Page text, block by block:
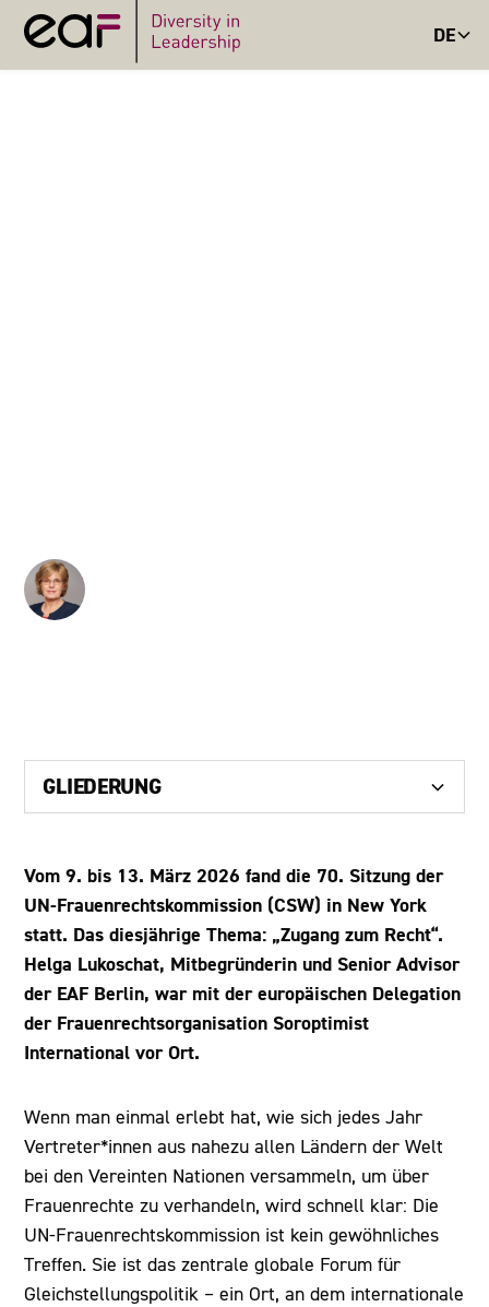
DE
GLIEDERUNG
Heading 3
Heading 4
Heading 5
Heading 6
Vom 9. bis 13. März 2026 fand die 70. Sitzung der
UN-Frauenrechtskommission (CSW) in New York
statt. Das diesjährige Thema: „Zugang zum Recht“.
Helga Lukoschat, Mitbegründerin und Senior Advisor
der EAF Berlin, war mit der europäischen Delegation
der Frauenrechtsorganisation Soroptimist
International vor Ort.
Wenn man einmal erlebt hat, wie sich jedes Jahr
Vertreter*innen aus nahezu allen Ländern der Welt
bei den Vereinten Nationen versammeln, um über
Frauenrechte zu verhandeln, wird schnell klar: Die
UN-Frauenrechtskommission ist kein gewöhnliches
Treffen. Sie ist das zentrale globale Forum für
Gleichstellungspolitik – ein Ort, an dem internationale